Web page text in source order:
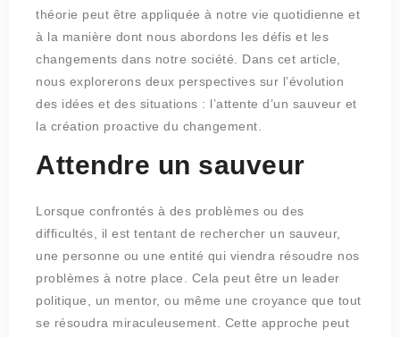
théorie peut être appliquée à notre vie quotidienne et
à la manière dont nous abordons les défis et les
changements dans notre société. Dans cet article,
nous explorerons deux perspectives sur l’évolution
des idées et des situations : l’attente d’un sauveur et
la création proactive du changement.
Attendre un sauveur
Lorsque confrontés à des problèmes ou des
difficultés, il est tentant de rechercher un sauveur,
une personne ou une entité qui viendra résoudre nos
problèmes à notre place. Cela peut être un leader
politique, un mentor, ou même une croyance que tout
se résoudra miraculeusement. Cette approche peut